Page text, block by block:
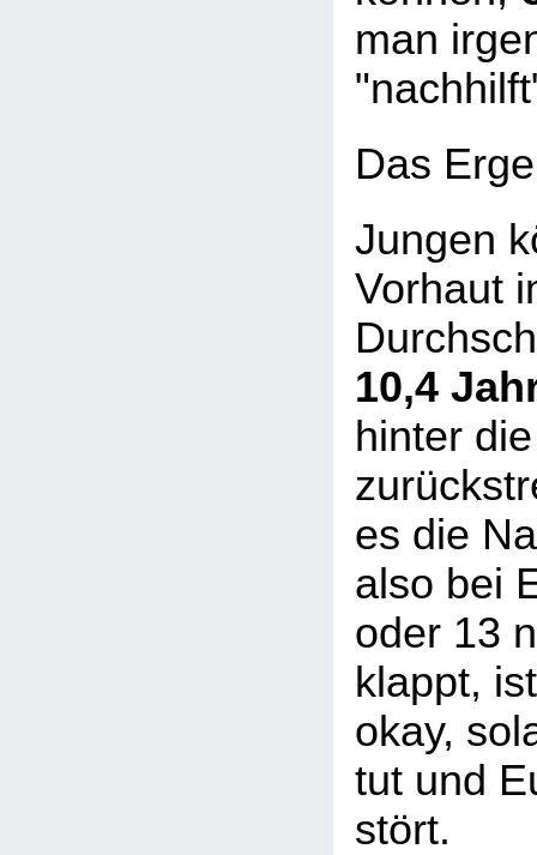
man
Das
Jungen
Vorhaut
10,4
hinter
es die
also bei
oder 13
klappt,
okay,
tut und
stört.